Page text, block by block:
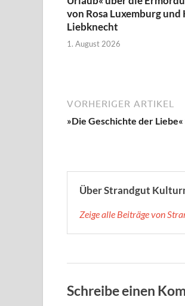
von Rosa Luxemburg und
Liebknecht
1. August 2026
VORHERIGER ARTIKEL
»Die Geschichte der
Über Strandgut
Zeige alle Beiträge von
Schreibe einen